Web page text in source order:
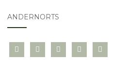
ANDERNORTS
bloglovininstagramtwitter pinterest
mail